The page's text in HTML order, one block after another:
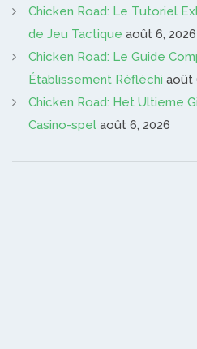
Chicken Road: Le Tutoriel
de Jeu Tactique août 6, 2026
Chicken Road: Le Guide
Établissement Réfléchi août
Chicken Road: Het Ultieme
Casino-spel août 6, 2026